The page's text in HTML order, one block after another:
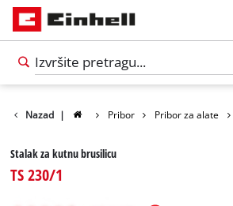
Nazad | Pribor Pribor za alate
Stalak za kutnu brusilicu
TS 230/1